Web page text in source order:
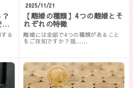
と
重る
2025/11/21
【離婚の種類】4つの離婚とそ
れぞれの特徴
離婚には全部で4つの種類があること
をご存知ですか？現……